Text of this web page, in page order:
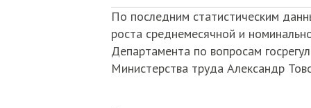
По последним статистическим
роста среднемесячной и
Департамента по вопросам
Министерства труда Александр